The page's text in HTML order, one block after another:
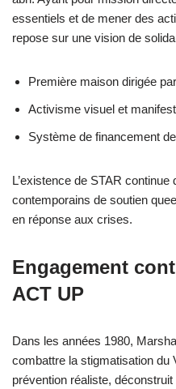
essentiels et de mener des
repose sur une vision de
Première maison dirigée
Activisme visuel et
Système de financement
L’existence de STAR continue
contemporains de soutien
en réponse aux crises.
Engagement
ACT UP
Dans les années 1980,
combattre la stigmatisation du
prévention réaliste,